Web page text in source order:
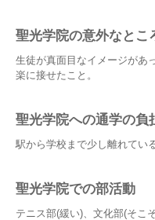
聖光学院の意外なとこ
生徒が真面目なイメージがあ
楽に接せたこと。
聖光学院への通学の負
駅から学校まで少し離れてい
聖光学院での部活動
テニス部(緩い)、文化部(そこ